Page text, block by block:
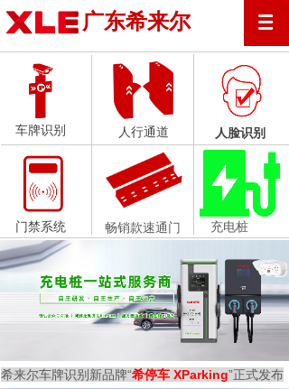
广东希来尔
充电桩
门禁系统
车牌识别 人行通道 人脸识别
畅销款速通门
希来尔车牌识别新品牌“希停车 XParking”正式发布